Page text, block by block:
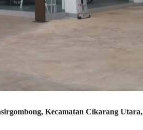
Kecamatan Cikarang Utara,